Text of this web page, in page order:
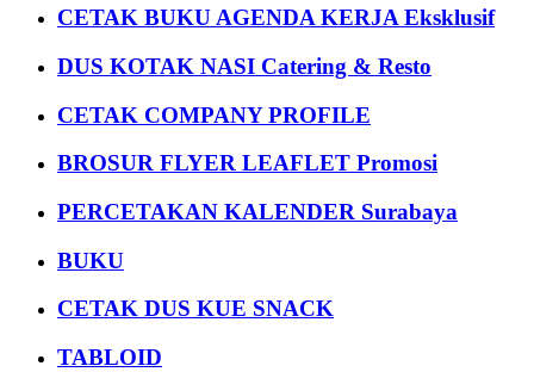
CETAK BUKU AGENDA KERJA Eksklusif
DUS KOTAK NASI Catering & Resto
CETAK COMPANY PROFILE
BROSUR FLYER LEAFLET Promosi
PERCETAKAN KALENDER Surabaya
BUKU
CETAK DUS KUE SNACK
TABLOID